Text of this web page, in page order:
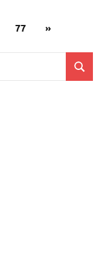
77
Sonraki
»
Ara